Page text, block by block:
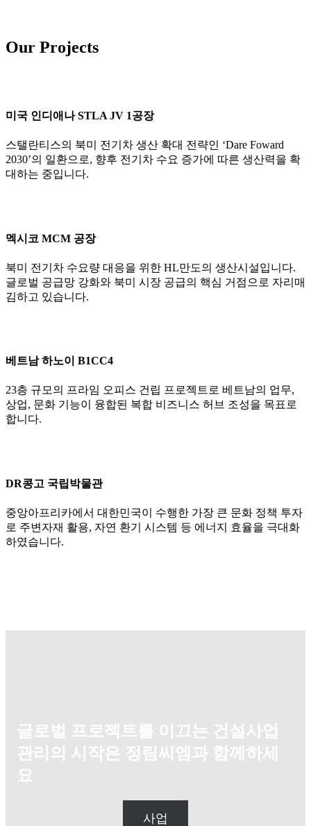
Our Projects
미국 인디애나 STLA JV 1공장
스탤란티스의 북미 전기차 생산 확대 전략인 ‘Dare Foward
2030’의 일환으로, 향후 전기차 수요 증가에 따른 생산력을 확
대하는 중입니다.
멕시코 MCM 공장
북미 전기차 수요량 대응을 위한 HL만도의 생산시설입니다.
글로벌 공급망 강화와 북미 시장 공급의 핵심 거점으로 자리매
김하고 있습니다.
베트남 하노이 B1CC4
23층 규모의 프라임 오피스 건립 프로젝트로 베트남의 업무,
상업, 문화 기능이 융합된 복합 비즈니스 허브 조성을 목표로
합니다.
DR콩고 국립박물관
중앙아프리카에서 대한민국이 수행한 가장 큰 문화 정책 투자
로 주변자재 활용, 자연 환기 시스템 등 에너지 효율을 극대화
하였습니다.
글로벌 프로젝트를 이끄는 건설사업
관리의 시작은 정림씨엠과 함께하세
요
사업